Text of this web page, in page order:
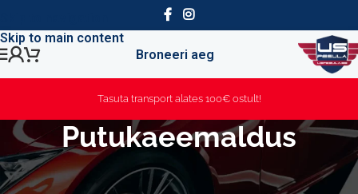
Skip to main content
Broneeri aeg
Tasuta transport alates 100€ ostult!
Putukaeemaldus
Putukajäägid võivad kahjustada auto värvkatet ja muuta selle
välimust, mistõttu on oluline kasutada spetsiaalseid auto